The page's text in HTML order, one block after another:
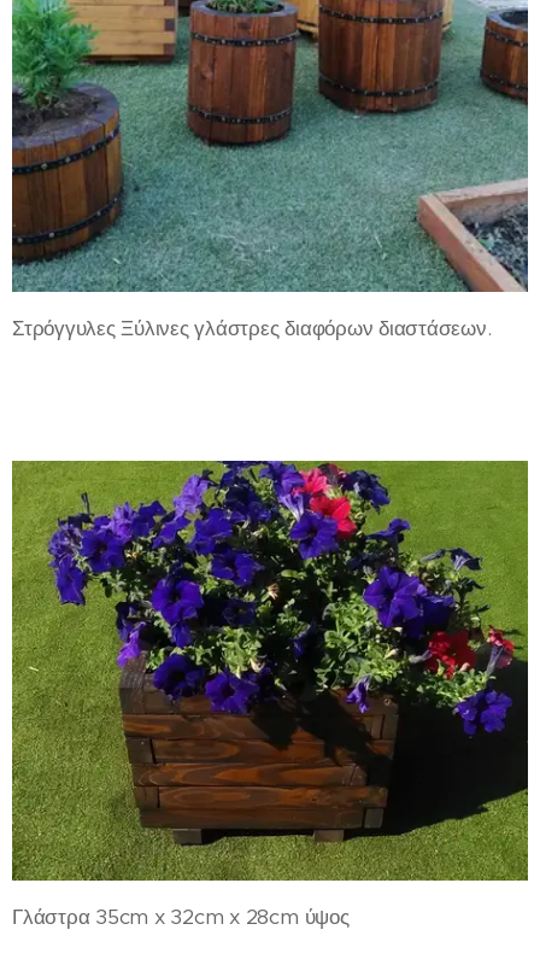
Στρόγγυλες Ξύλινες γλάστρες διαφόρων διαστάσεων.
Γλάστρα 35cm x 32cm x 28cm ύψος